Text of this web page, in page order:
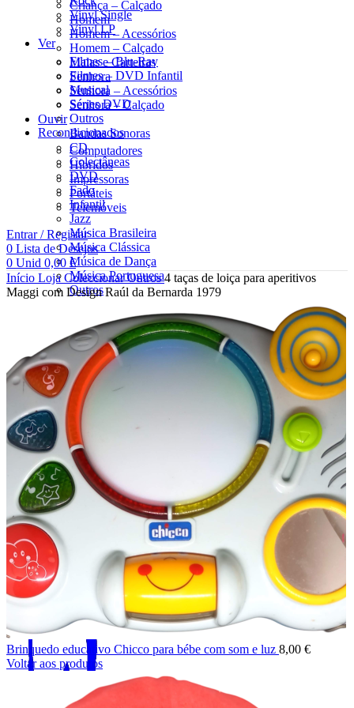
Criança – Calçado
Homem
Homem – Acessórios
Homem – Calçado
Malas e Carteiras
Senhora
Senhora – Acessórios
Senhora – Calçado
Ouvir
Bandas Sonoras
CD
Colectâneas
DVD
Fado
Infantil
Jazz
Música Brasileira
Música Clássica
Música de Dança
Música Portuguesa
Outros
Vinyl LP
Vinyl Single
Produtos
Ver
DVD
Filmes – Blu-Ray
Filmes – DVD Infantil
Musical
Outros
Séries DVD
Procurar
CONTACTE-NOS
+351 962 444 540*
Menu
Vinyl Single
Vinyl LP
Ver
Filmes – Blu-Ray
Filmes – DVD Infantil
Musical
Séries DVD
Outros
Recondicionados
Computadores
Híbridos
Impressoras
Portáteis
Telemóveis
Entrar / Registar
0 Lista de Desejos
0 Unid 0,00 €
Início LojaColeccionarOutros4 taças de loiça para aperitivos
Maggi com Design Raúl da Bernarda 1979
Brinquedo educativo Chicco para bébe com som e luz 8,00 €
Voltar aos produtos